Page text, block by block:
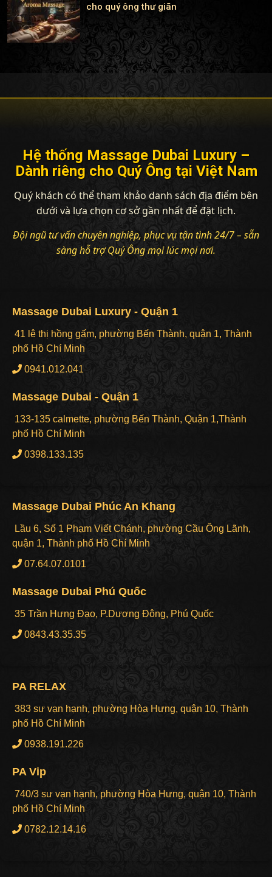
cho quý ông thư giãn
Hệ thống Massage Dubai Luxury –
Dành riêng cho Quý Ông tại Việt Nam
Quý khách có thể tham khảo danh sách địa điểm bên
dưới và lựa chọn cơ sở gần nhất để đặt lịch.
Đội ngũ tư vấn chuyên nghiệp, phục vụ tận tình 24/7 – sẵn
sàng hỗ trợ Quý Ông mọi lúc mọi nơi.
Massage Dubai Luxury - Quận 1
41 lê thị hồng gấm, phường Bến Thành, quận 1, Thành
phố Hồ Chí Minh
0941.012.041
Massage Dubai - Quận 1
133-135 calmette, phường Bến Thành, Quận 1,Thành
phố Hồ Chí Minh
0398.133.135
Massage Dubai Phúc An Khang
Lầu 6, Số 1 Phạm Viết Chánh, phường Cầu Ông Lãnh,
quận 1, Thành phố Hồ Chí Minh
07.64.07.0101
Massage Dubai Phú Quốc
35 Trần Hưng Đạo, P.Dương Đông, Phú Quốc
0843.43.35.35
PA RELAX
383 sư vạn hạnh, phường Hòa Hưng, quận 10, Thành
phố Hồ Chí Minh
0938.191.226
PA Vip
740/3 sư vạn hạnh, phường Hòa Hưng, quận 10, Thành
phố Hồ Chí Minh
0782.12.14.16